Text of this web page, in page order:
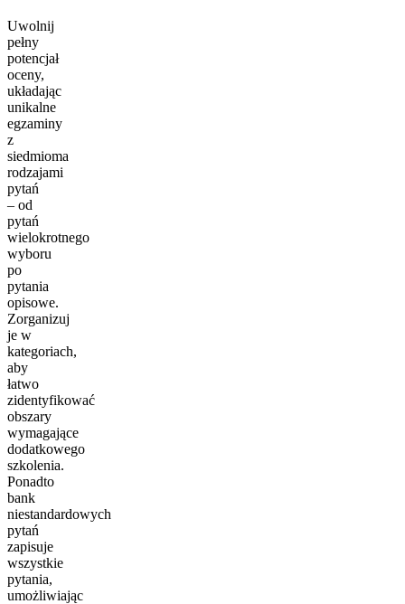
Uwolnij
pełny
potencjał
oceny,
układając
unikalne
egzaminy
z
siedmioma
rodzajami
pytań
– od
pytań
wielokrotnego
wyboru
po
pytania
opisowe.
Zorganizuj
je w
kategoriach,
aby
łatwo
zidentyfikować
obszary
wymagające
dodatkowego
szkolenia.
Ponadto
bank
niestandardowych
pytań
zapisuje
wszystkie
pytania,
umożliwiając